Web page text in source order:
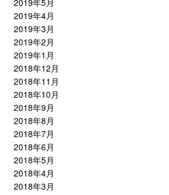
2019年5月
2019年4月
2019年3月
2019年2月
2019年1月
2018年12月
2018年11月
2018年10月
2018年9月
2018年8月
2018年7月
2018年6月
2018年5月
2018年4月
2018年3月